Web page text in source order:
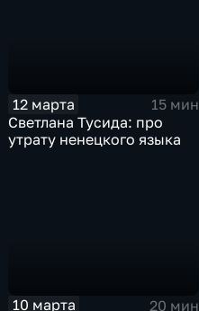
12 марта
15 мин
Светлана Тусида: про
утрату ненецкого языка
10 марта 20 мин